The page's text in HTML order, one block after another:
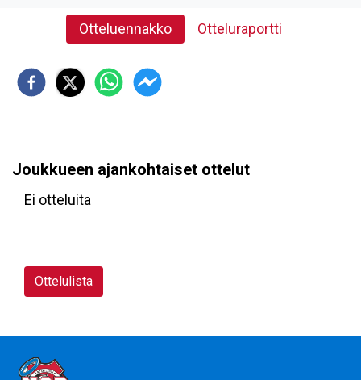
Otteluennakko Otteluraportti
Joukkueen ajankohtaiset ottelut
Ei otteluita
Ottelulista